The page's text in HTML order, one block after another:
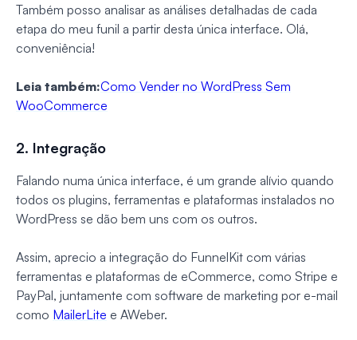
Também posso analisar as análises detalhadas de cada
etapa do meu funil a partir desta única interface. Olá,
conveniência!
Leia também:Como Vender no WordPress Sem
WooCommerce
2. Integração
Falando numa única interface, é um grande alívio quando
todos os plugins, ferramentas e plataformas instalados no
WordPress se dão bem uns com os outros.
Assim, aprecio a integração do FunnelKit com várias
ferramentas e plataformas de eCommerce, como Stripe e
PayPal, juntamente com software de marketing por e-mail
como MailerLite e AWeber.